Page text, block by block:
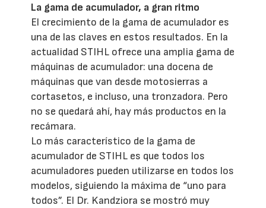
La gama de acumulador, a gran ritmo
El crecimiento de la gama de acumulador es
una de las claves en estos resultados. En la
actualidad STIHL ofrece una amplia gama de
máquinas de acumulador: una docena de
máquinas que van desde motosierras a
cortasetos, e incluso, una tronzadora. Pero
no se quedará ahí, hay más productos en la
recámara.
Lo más característico de la gama de
acumulador de STIHL es que todos los
acumuladores pueden utilizarse en todos los
modelos, siguiendo la máxima de “uno para
todos”. El Dr. Kandziora se mostró muy